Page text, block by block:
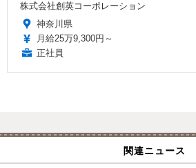
株式会社創英コーポレーション
神奈川県
月給25万9,300円～
正社員
関連ニュース